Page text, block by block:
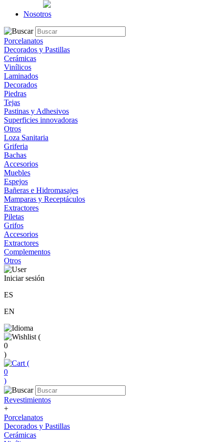
Nosotros
Porcelanatos
Decorados y Pastillas
Cerámicas
Vinílicos
Laminados
Decorados
Piedras
Tejas
Pastinas y Adhesivos
Superficies innovadoras
Otros
Loza Sanitaria
Griferia
Bachas
Accesorios
Muebles
Espejos
Bañeras e Hidromasajes
Mamparas y Receptáculos
Extractores
Piletas
Grifos
Accesorios
Extractores
Complementos
Otros
Iniciar sesión
ES
EN
(
0
)
(
0
)
Revestimientos
+
Porcelanatos
Decorados y Pastillas
Cerámicas